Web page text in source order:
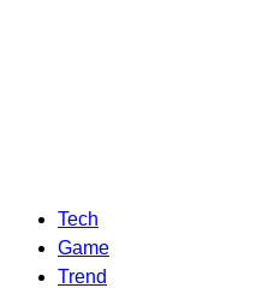
Tech
Game
Trend